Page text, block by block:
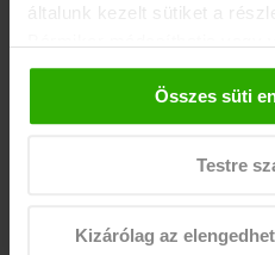
általunk kezelt sütiket a
hozzájárulását a
tájékoztató" feliratra kattintva.
Összes süti
Testre
Kizárólag az
munkaképességű
foglalkoztatásához.
dolgozik azért, hogy
helyszínekről
Az általuk kiállított
akik megfelelnek az